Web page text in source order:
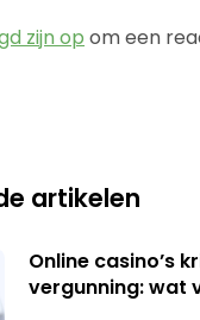
zijn op om een
artikelen
Online casino’s
vergunning: wat